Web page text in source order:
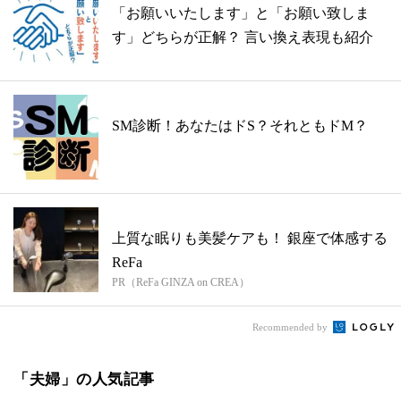
「お願いいたします」と「お願い致しま
す」どちらが正解？ 言い換え表現も紹介
SM診断！あなたはドS？それともドM？
上質な眠りも美髪ケアも！ 銀座で体感する
ReFa
PR（ReFa GINZA on CREA）
Recommended by
「夫婦」の人気記事